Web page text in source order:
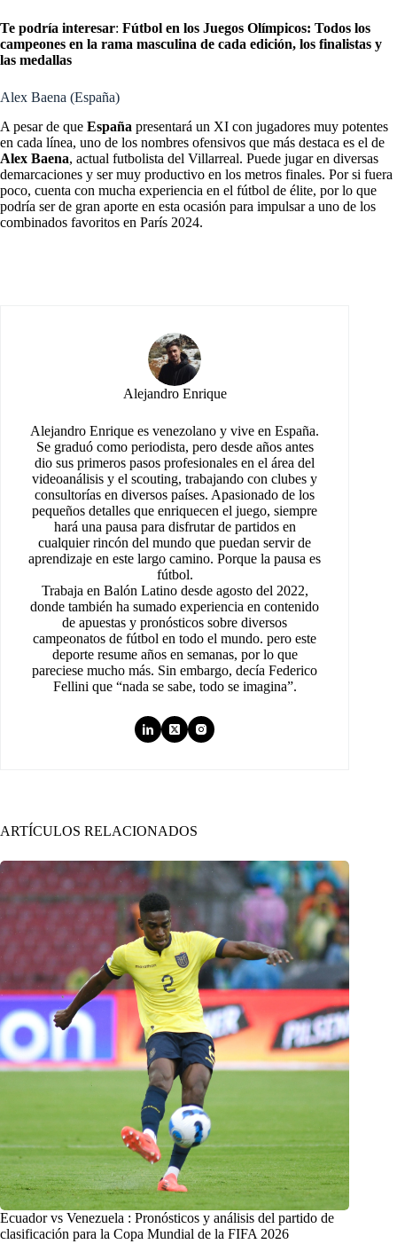
Te podría interesar: Fútbol en los Juegos Olímpicos: Todos los
campeones en la rama masculina de cada edición, los finalistas y
las medallas
Alex Baena (España)
A pesar de que España presentará un XI con jugadores muy potentes
en cada línea, uno de los nombres ofensivos que más destaca es el de
Alex Baena, actual futbolista del Villarreal. Puede jugar en diversas
demarcaciones y ser muy productivo en los metros finales. Por si fuera
poco, cuenta con mucha experiencia en el fútbol de élite, por lo que
podría ser de gran aporte en esta ocasión para impulsar a uno de los
combinados favoritos en París 2024.
Alejandro Enrique
Alejandro Enrique es venezolano y vive en España.
Se graduó como periodista, pero desde años antes
dio sus primeros pasos profesionales en el área del
videoanálisis y el scouting, trabajando con clubes y
consultorías en diversos países. Apasionado de los
pequeños detalles que enriquecen el juego, siempre
hará una pausa para disfrutar de partidos en
cualquier rincón del mundo que puedan servir de
aprendizaje en este largo camino. Porque la pausa es
fútbol.
Trabaja en Balón Latino desde agosto del 2022,
donde también ha sumado experiencia en contenido
de apuestas y pronósticos sobre diversos
campeonatos de fútbol en todo el mundo. pero este
deporte resume años en semanas, por lo que
pareciese mucho más. Sin embargo, decía Federico
Fellini que “nada se sabe, todo se imagina”.
ARTÍCULOS RELACIONADOS
Ecuador vs Venezuela : Pronósticos y análisis del partido de
clasificación para la Copa Mundial de la FIFA 2026